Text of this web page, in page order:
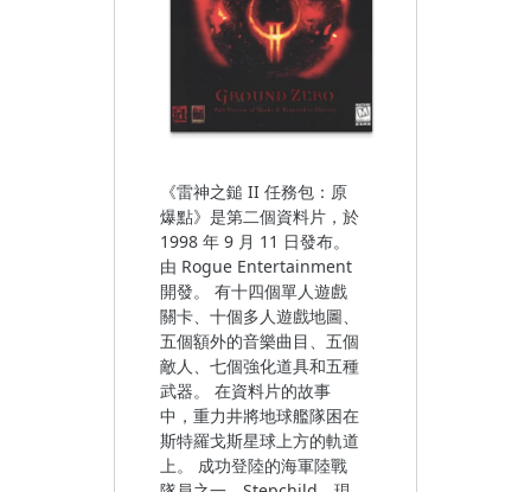
《雷神之鎚 II 任務包：原
爆點》是第二個資料片，於
1998 年 9 月 11 日發布。
由 Rogue Entertainment
開發。 有十四個單人遊戲
關卡、十個多人遊戲地圖、
五個額外的音樂曲目、五個
敵人、七個強化道具和五種
武器。 在資料片的故事
中，重力井將地球艦隊困在
斯特羅戈斯星球上方的軌道
上。 成功登陸的海軍陸戰